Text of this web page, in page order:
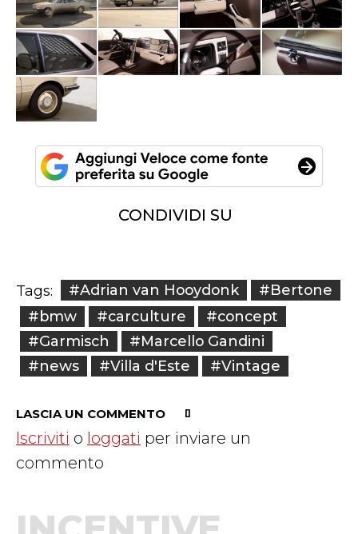
CONDIVIDI SU
Tags: #Adrian van Hooydonk
#Bertone
#bmw
#carculture
#concept
#Garmisch
#Marcello Gandini
#news
#Villa d'Este #Vintage
LASCIA UN COMMENTO
Iscriviti o loggati per inviare un
commento